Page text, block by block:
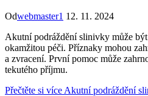
Odwebmaster1 12. 11. 2024
Akutní podráždění slinivky může
okamžitou péči. Příznaky mohou
a zvracení. První pomoc může
tekutého příjmu.
Přečtěte si více Akutní podráždění